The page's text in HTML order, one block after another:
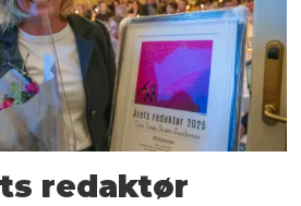
redaktør